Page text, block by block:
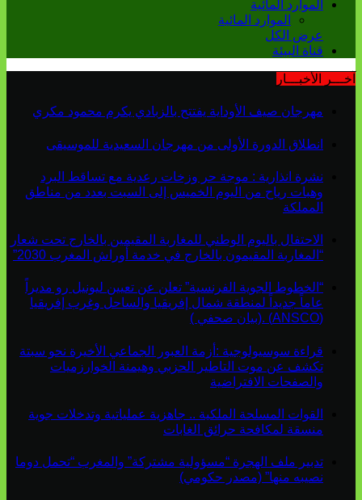
الموارد المائية
الموارد المائية
عرض الكل
قناة البيئة
آخـــر الأخبـــار
مهرجان صيف الأوداية يفتتح بالزبادي يكرم محمود مكري
انطلاق الدورة الأولى من مهرجان السعيدية للموسيقى
نشرة انذارية : موجة حر وزخات رعدية مع تساقط البرد
وهبات رياح من اليوم الخميس إلى السبت بعدد من مناطق
المملكة
الاحتفال باليوم الوطني للمغاربة المقيمين بالخارج تحت شعار
“المغاربة المقيمون بالخارج في خدمة أوراش المغرب 2030”
“الخطوط الجوية الفرنسية” تعلن عن تعيين ليونيل رو مديراً
عاماً جديداً لمنطقة شمال إفريقيا والساحل وغرب إفريقيا
(ANSCO) .(بيان صحفي )
قراءة سوسيولوجية :أزمة العبور الجماعي الأخيرة نحو سبتة
تكشف عن موت التاطير الحزبي وهيمنة الخوارزميات
والصفحات الافتراضية
القوات المسلحة الملكية .. جاهزية عملياتية وتدخلات جوية
منسقة لمكافحة حرائق الغابات
تدبير ملف الهجرة “مسؤولية مشتركة” والمغرب “تحمل دوما
نصيبه منها” (مصدر حكومي)